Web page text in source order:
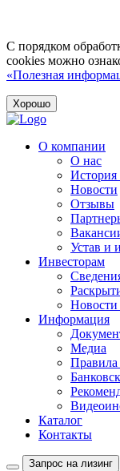
С порядком
cookies можно
«Полезная
Хорошо
О компании
О нас
Новости
Отзывы
Устав и
Инвесторам
Новости
Информация
Медиа
Правила
Каталог
Контакты
Запрос на лизинг